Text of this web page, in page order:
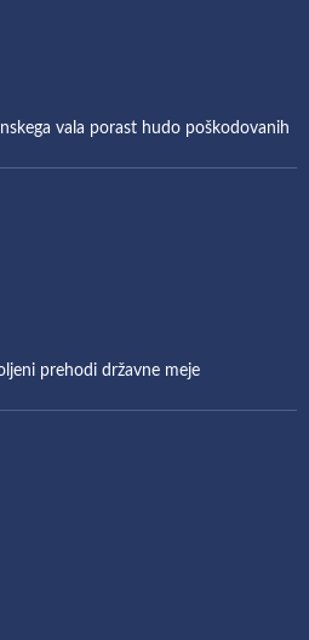
vala porast hudo poškodovanih
prehodi državne meje